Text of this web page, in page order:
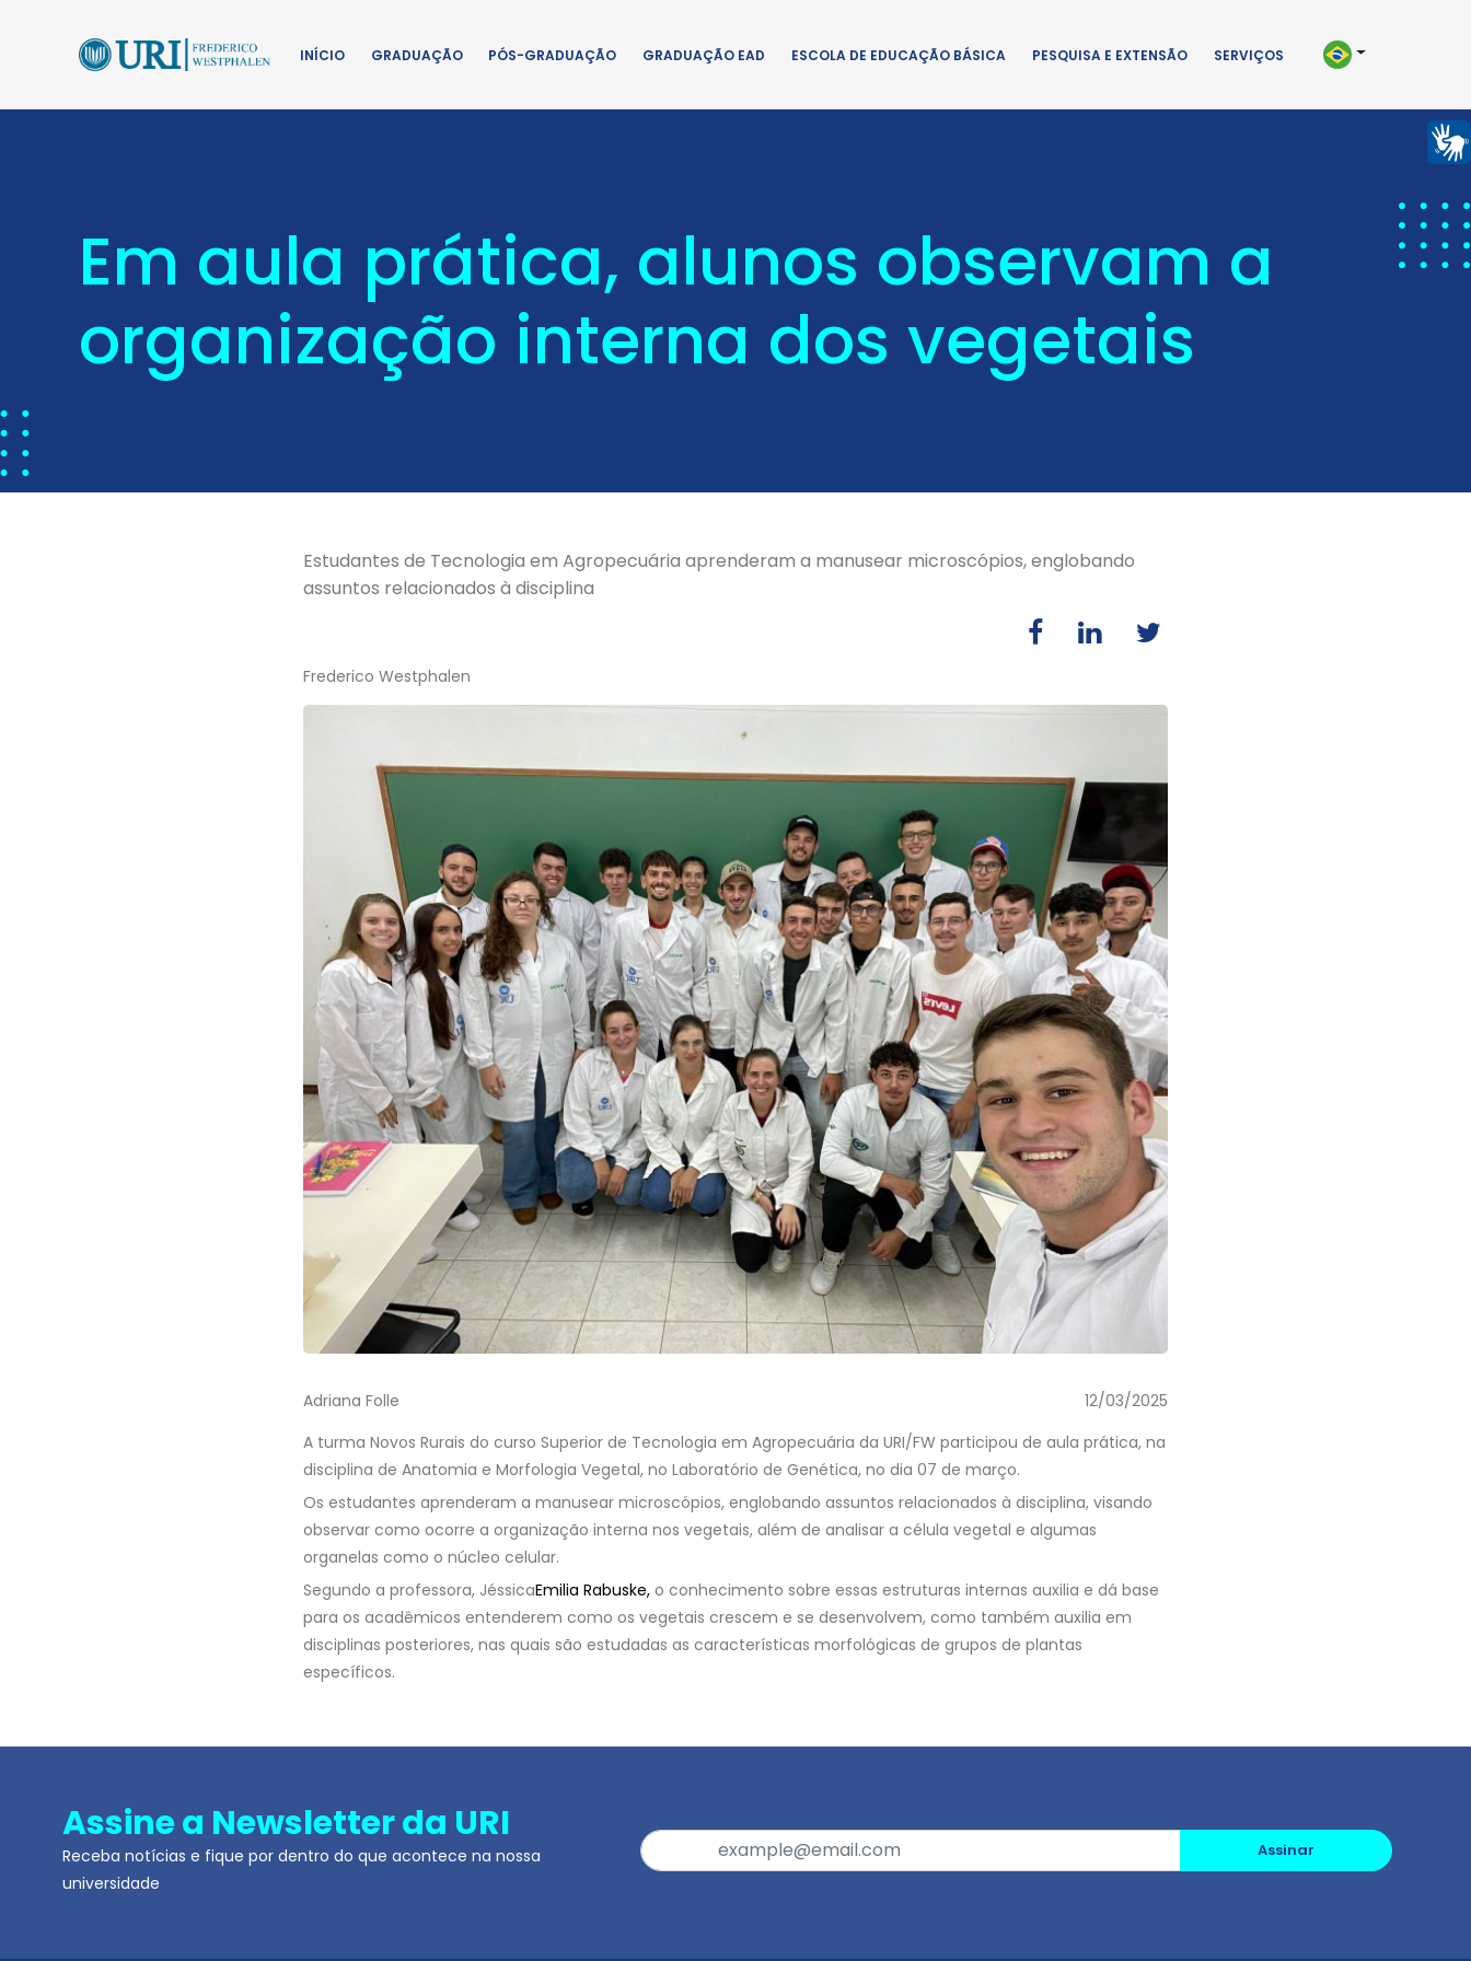
INÍCIO GRADUAÇÃO PÓS-GRADUAÇÃO GRADUAÇÃO EAD ESCOLA DE EDUCAÇÃO BÁSICA PESQUISA E EXTENSÃO SERVIÇOS
Em aula prática, alunos observam a
organização interna dos vegetais
Estudantes de Tecnologia em Agropecuária aprenderam a manusear microscópios, englobando
assuntos relacionados à disciplina
Frederico Westphalen
Adriana Folle
12/03/2025
A turma Novos Rurais do curso Superior de Tecnologia em Agropecuária da URI/FW participou de aula prática, na
disciplina de Anatomia e Morfologia Vegetal, no Laboratório de Genética, no dia 07 de março.
Os estudantes aprenderam a manusear microscópios, englobando assuntos relacionados à disciplina, visando
observar como ocorre a organização interna nos vegetais, além de analisar a célula vegetal e algumas
organelas como o núcleo celular.
Segundo a professora, JéssicaEmilia Rabuske, o conhecimento sobre essas estruturas internas auxilia e dá base
para os acadêmicos entenderem como os vegetais crescem e se desenvolvem, como também auxilia em
disciplinas posteriores, nas quais são estudadas as características morfológicas de grupos de plantas
específicos.
Assine a Newsletter da URI
Receba notícias e fique por dentro do que acontece na nossa
universidade
Assinar